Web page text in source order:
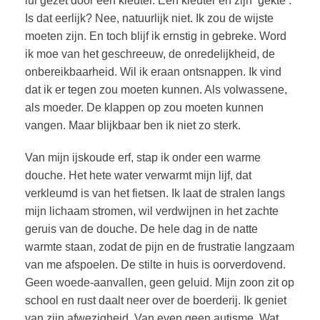
Is dat eerlijk? Nee, natuurlijk niet. Ik zou de wijste
moeten zijn. En toch blijf ik ernstig in gebreke. Word
ik moe van het geschreeuw, de onredelijkheid, de
onbereikbaarheid. Wil ik eraan ontsnappen. Ik vind
dat ik er tegen zou moeten kunnen. Als volwassene,
als moeder. De klappen op zou moeten kunnen
vangen. Maar blijkbaar ben ik niet zo sterk.
Van mijn ijskoude erf, stap ik onder een warme
douche. Het hete water verwarmt mijn lijf, dat
verkleumd is van het fietsen. Ik laat de stralen langs
mijn lichaam stromen, wil verdwijnen in het zachte
geruis van de douche. De hele dag in de natte
warmte staan, zodat de pijn en de frustratie langzaam
van me afspoelen. De stilte in huis is oorverdovend.
Geen woede-aanvallen, geen geluid. Mijn zoon zit op
school en rust daalt neer over de boerderij. Ik geniet